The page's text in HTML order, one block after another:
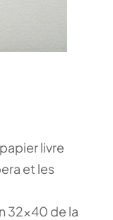
livre
et les
32×40 de la